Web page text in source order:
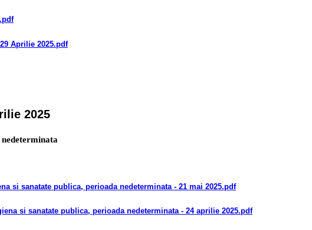
.pdf
Aprilie 2025.pdf
2025
si sanatate publica, perioada nedeterminata- 21 mai 2025.pdf
si sanatate publica, perioada nedeterminata- 24 aprilie 2025.pdf